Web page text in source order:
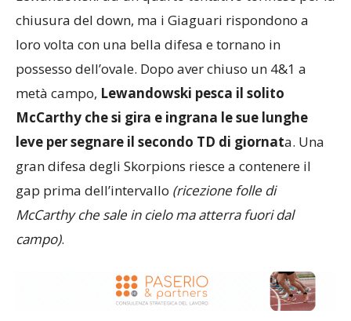
Lewandowski ad un quarto tentativo torinese per la
chiusura del down, ma i Giaguari rispondono a
possesso dell’ovale. Dopo aver chiuso un 4&1 a
metà campo,
Lewandowski pesca il solito
McCarthy che si gira e ingrana le sue lunghe
leve per segnare il secondo TD di giornat
gran difesa degli Skorpions riesce a contenere il
gap prima dell’intervallo
McCarthy che sale in cielo ma atterra fuori dal
campo)